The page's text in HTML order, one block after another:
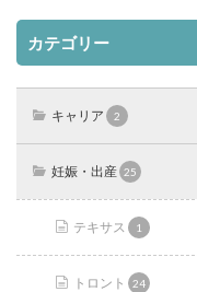
カテゴリー
キャリア 2
妊娠・出産 25
テキサス 1
トロント 24